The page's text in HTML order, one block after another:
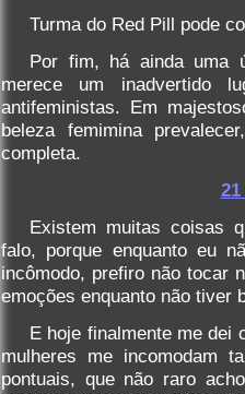
Turma do Red Pill pode
Por fim, há ainda uma
merece um inadvertido
antifeministas. Em
beleza femimina
completa.
Existem muitas coisas
falo, porque enquanto eu
incômodo, prefiro não tocar
emoções enquanto não tiver
E hoje finalmente me dei
mulheres me incomodam
pontuais, que não raro